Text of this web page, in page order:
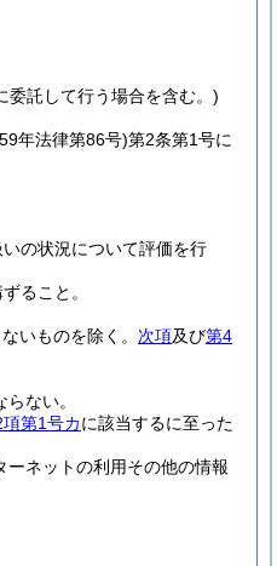
委託して行う場合を含む。)
年法律第86号)第2条第1号に
の状況について評価を行
ること。
いものを除く。 次項及び第4
ない。
第1号カに該当するに至った
ネットの利用その他の情報